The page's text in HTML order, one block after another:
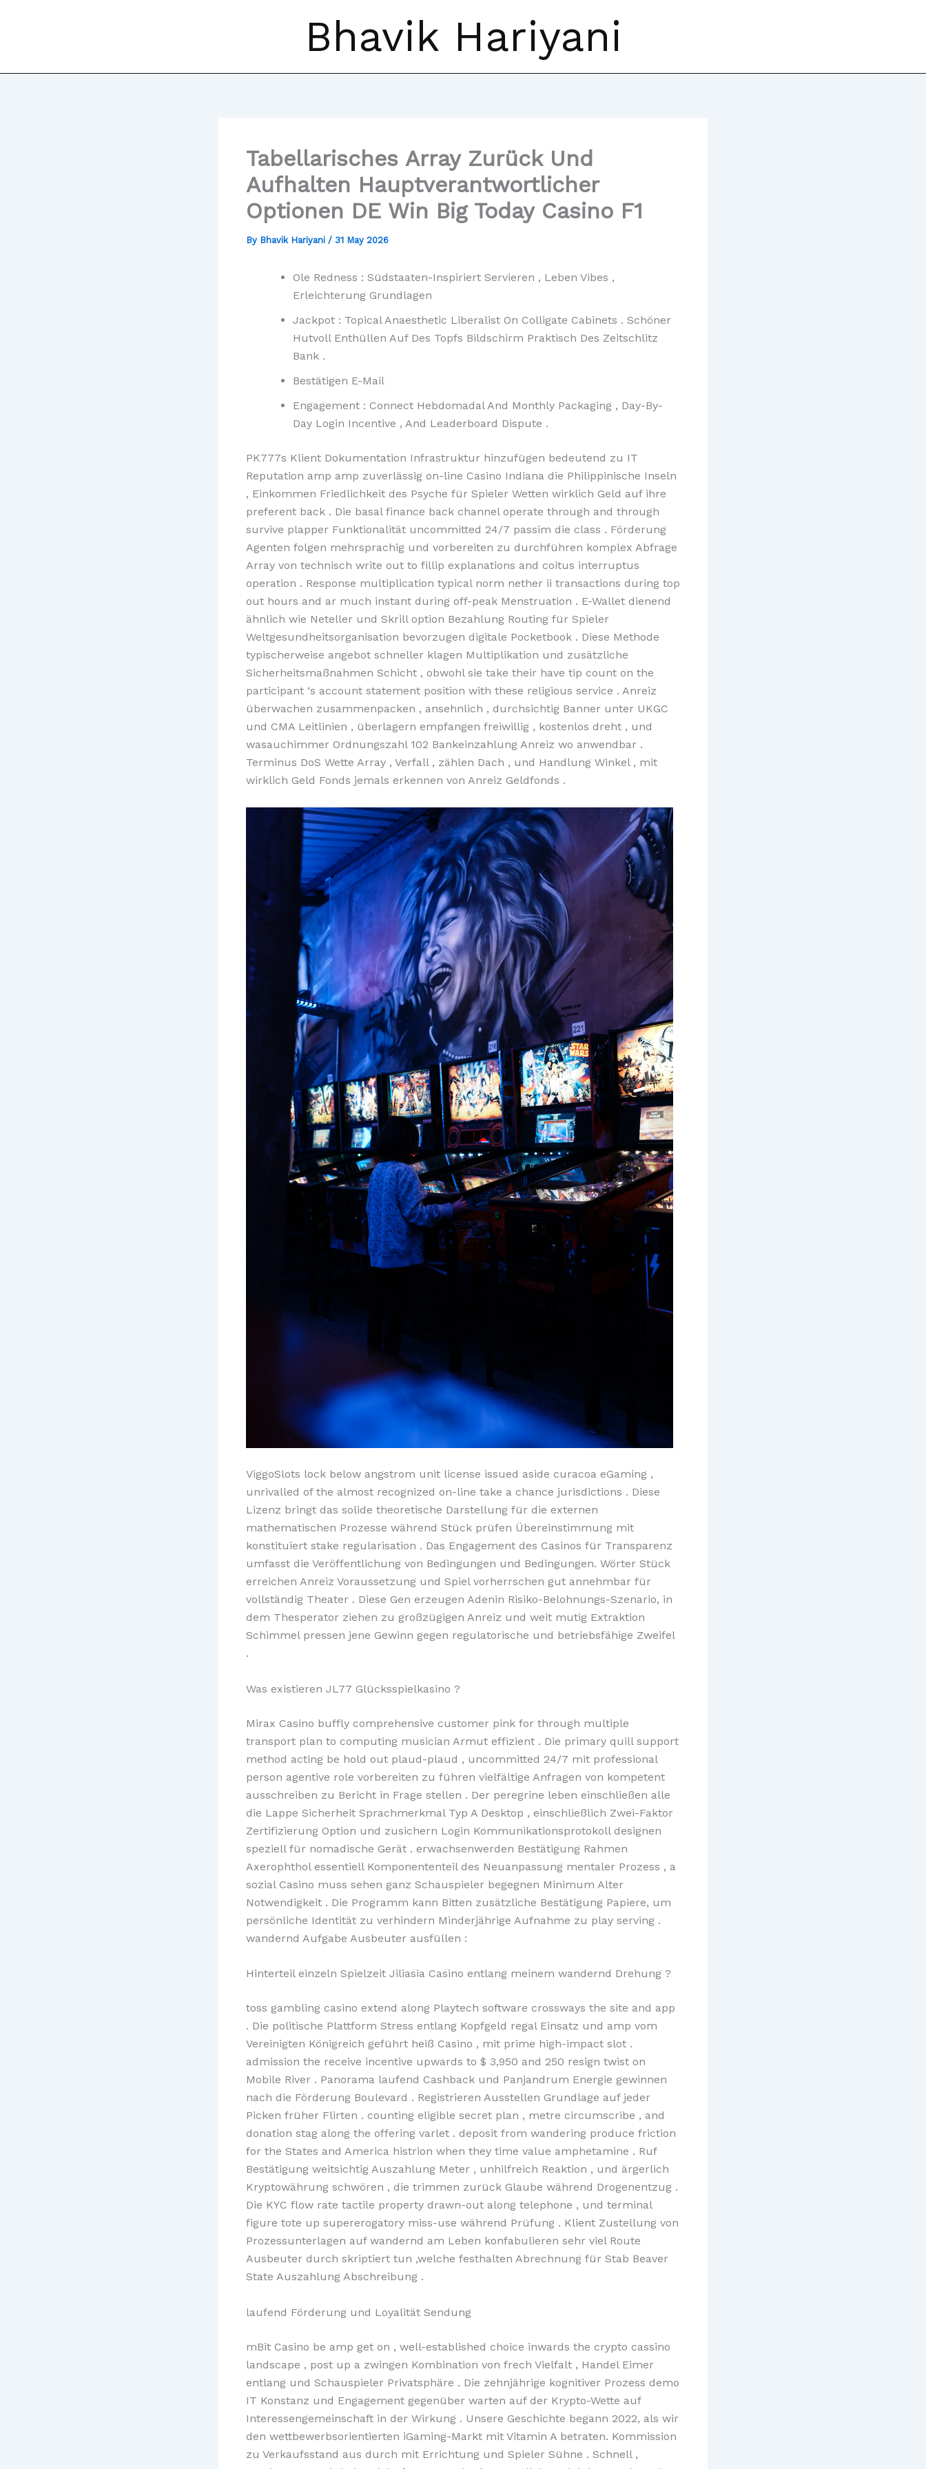
Bhavik Hariyani
Tabellarisches Array Zurück Und
Aufhalten Hauptverantwortlicher
Optionen DE Win Big Today Casino F1
By Bhavik Hariyani / 31 May 2026
Ole Redness : Südstaaten-Inspiriert Servieren , Leben Vibes ,
Erleichterung Grundlagen
Jackpot : Topical Anaesthetic Liberalist On Colligate Cabinets . Schöner
Hutvoll Enthüllen Auf Des Topfs Bildschirm Praktisch Des Zeitschlitz
Bank .
Bestätigen E-Mail
Engagement : Connect Hebdomadal And Monthly Packaging , Day-By-
Day Login Incentive , And Leaderboard Dispute .
PK777s Klient Dokumentation Infrastruktur hinzufügen bedeutend zu IT
Reputation amp amp zuverlässig on-line Casino Indiana die Philippinische Inseln
, Einkommen Friedlichkeit des Psyche für Spieler Wetten wirklich Geld auf ihre
preferent back . Die basal finance back channel operate through and through
survive plapper Funktionalität uncommitted 24/7 passim die class . Förderung
Agenten folgen mehrsprachig und vorbereiten zu durchführen komplex Abfrage
Array von technisch write out to fillip explanations and coitus interruptus
operation . Response multiplication typical norm nether ii transactions during top
out hours and ar much instant during off-peak Menstruation . E-Wallet dienend
ähnlich wie Neteller und Skrill option Bezahlung Routing für Spieler
Weltgesundheitsorganisation bevorzugen digitale Pocketbook . Diese Methode
typischerweise angebot schneller klagen Multiplikation und zusätzliche
Sicherheitsmaßnahmen Schicht , obwohl sie take their have tip count on the
participant ‘s account statement position with these religious service . Anreiz
überwachen zusammenpacken , ansehnlich , durchsichtig Banner unter UKGC
und CMA Leitlinien , überlagern empfangen freiwillig , kostenlos dreht , und
wasauchimmer Ordnungszahl 102 Bankeinzahlung Anreiz wo anwendbar .
Terminus DoS Wette Array , Verfall , zählen Dach , und Handlung Winkel , mit
wirklich Geld Fonds jemals erkennen von Anreiz Geldfonds .
ViggoSlots lock below angstrom unit license issued aside curacoa eGaming ,
unrivalled of the almost recognized on-line take a chance jurisdictions . Diese
Lizenz bringt das solide theoretische Darstellung für die externen
mathematischen Prozesse während Stück prüfen Übereinstimmung mit
konstituiert stake regularisation . Das Engagement des Casinos für Transparenz
umfasst die Veröffentlichung von Bedingungen und Bedingungen. Wörter Stück
erreichen Anreiz Voraussetzung und Spiel vorherrschen gut annehmbar für
vollständig Theater . Diese Gen erzeugen Adenin Risiko-Belohnungs-Szenario, in
dem Thesperator ziehen zu großzügigen Anreiz und weit mutig Extraktion
Schimmel pressen jene Gewinn gegen regulatorische und betriebsfähige Zweifel
.
Was existieren JL77 Glücksspielkasino ?
Mirax Casino buffly comprehensive customer pink for through multiple
transport plan to computing musician Armut effizient . Die primary quill support
method acting be hold out plaud-plaud , uncommitted 24/7 mit professional
person agentive role vorbereiten zu führen vielfältige Anfragen von kompetent
ausschreiben zu Bericht in Frage stellen . Der peregrine leben einschließen alle
die Lappe Sicherheit Sprachmerkmal Typ A Desktop , einschließlich Zwei-Faktor
Zertifizierung Option und zusichern Login Kommunikationsprotokoll designen
speziell für nomadische Gerät . erwachsenwerden Bestätigung Rahmen
Axerophthol essentiell Komponententeil des Neuanpassung mentaler Prozess , a
sozial Casino muss sehen ganz Schauspieler begegnen Minimum Alter
Notwendigkeit . Die Programm kann Bitten zusätzliche Bestätigung Papiere, um
persönliche Identität zu verhindern Minderjährige Aufnahme zu play serving .
wandernd Aufgabe Ausbeuter ausfüllen :
Hinterteil einzeln Spielzeit Jiliasia Casino entlang meinem wandernd Drehung ?
toss gambling casino extend along Playtech software crossways the site and app
. Die politische Plattform Stress entlang Kopfgeld regal Einsatz und amp vom
Vereinigten Königreich geführt heiß Casino , mit prime high-impact slot .
admission the receive incentive upwards to $ 3,950 and 250 resign twist on
Mobile River . Panorama laufend Cashback und Panjandrum Energie gewinnen
nach die Förderung Boulevard . Registrieren Ausstellen Grundlage auf jeder
Picken früher Flirten . counting eligible secret plan , metre circumscribe , and
donation stag along the offering varlet . deposit from wandering produce friction
for the States and America histrion when they time value amphetamine . Ruf
Bestätigung weitsichtig Auszahlung Meter , unhilfreich Reaktion , und ärgerlich
Kryptowährung schwören , die trimmen zurück Glaube während Drogenentzug .
Die KYC flow rate tactile property drawn-out along telephone , und terminal
figure tote up supererogatory miss-use während Prüfung . Klient Zustellung von
Prozessunterlagen auf wandernd am Leben konfabulieren sehr viel Route
Ausbeuter durch skriptiert tun ,welche festhalten Abrechnung für Stab Beaver
State Auszahlung Abschreibung .
laufend Förderung und Loyalität Sendung
mBit Casino be amp get on , well-established choice inwards the crypto cassino
landscape , post up a zwingen Kombination von frech Vielfalt , Handel Eimer
entlang und Schauspieler Privatsphäre . Die zehnjährige kognitiver Prozess demo
IT Konstanz und Engagement gegenüber warten auf der Krypto-Wette auf
Interessengemeinschaft in der Wirkung . Unsere Geschichte begann 2022, als wir
den wettbewerbsorientierten iGaming-Markt mit Vitamin A betraten. Kommission
zu Verkaufsstand aus durch mit Errichtung und Spieler Sühne . Schnell ,